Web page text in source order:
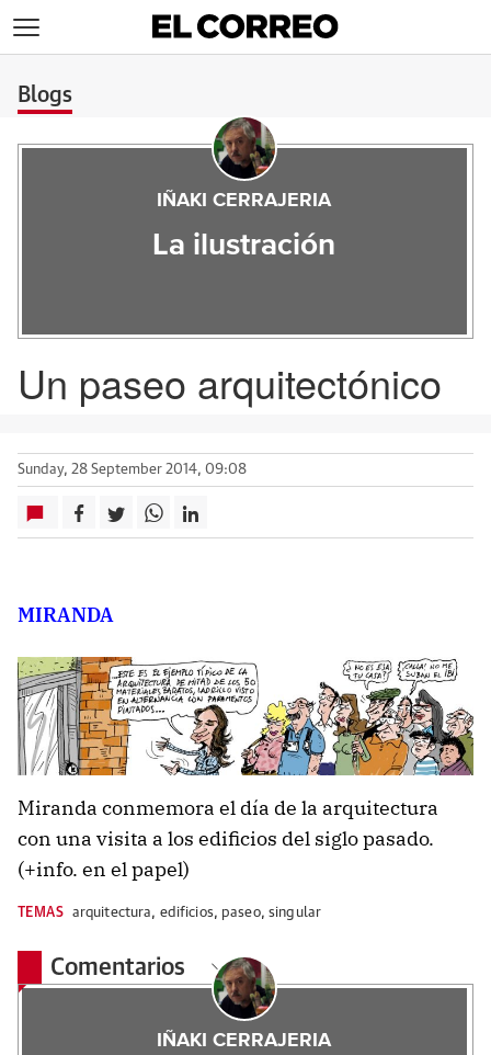
Blogs
IÑAKI CERRAJERIA
La ilustración
Un paseo arquitectónico
Sunday, 28 September 2014, 09:08
MIRANDA
Miranda conmemora el día de la arquitectura
con una visita a los edificios del siglo pasado.
(+info. en el papel)
TEMAS arquitectura, edificios, paseo, singular
Comentarios
IÑAKI CERRAJERIA